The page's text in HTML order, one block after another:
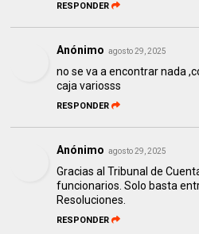
RESPONDER
Anónimo agosto 29, 2025
no se va a encontrar nada
caja variosss
RESPONDER
Anónimo agosto 29, 2025
Gracias al Tribunal de
funcionarios. Solo basta
Resoluciones.
RESPONDER